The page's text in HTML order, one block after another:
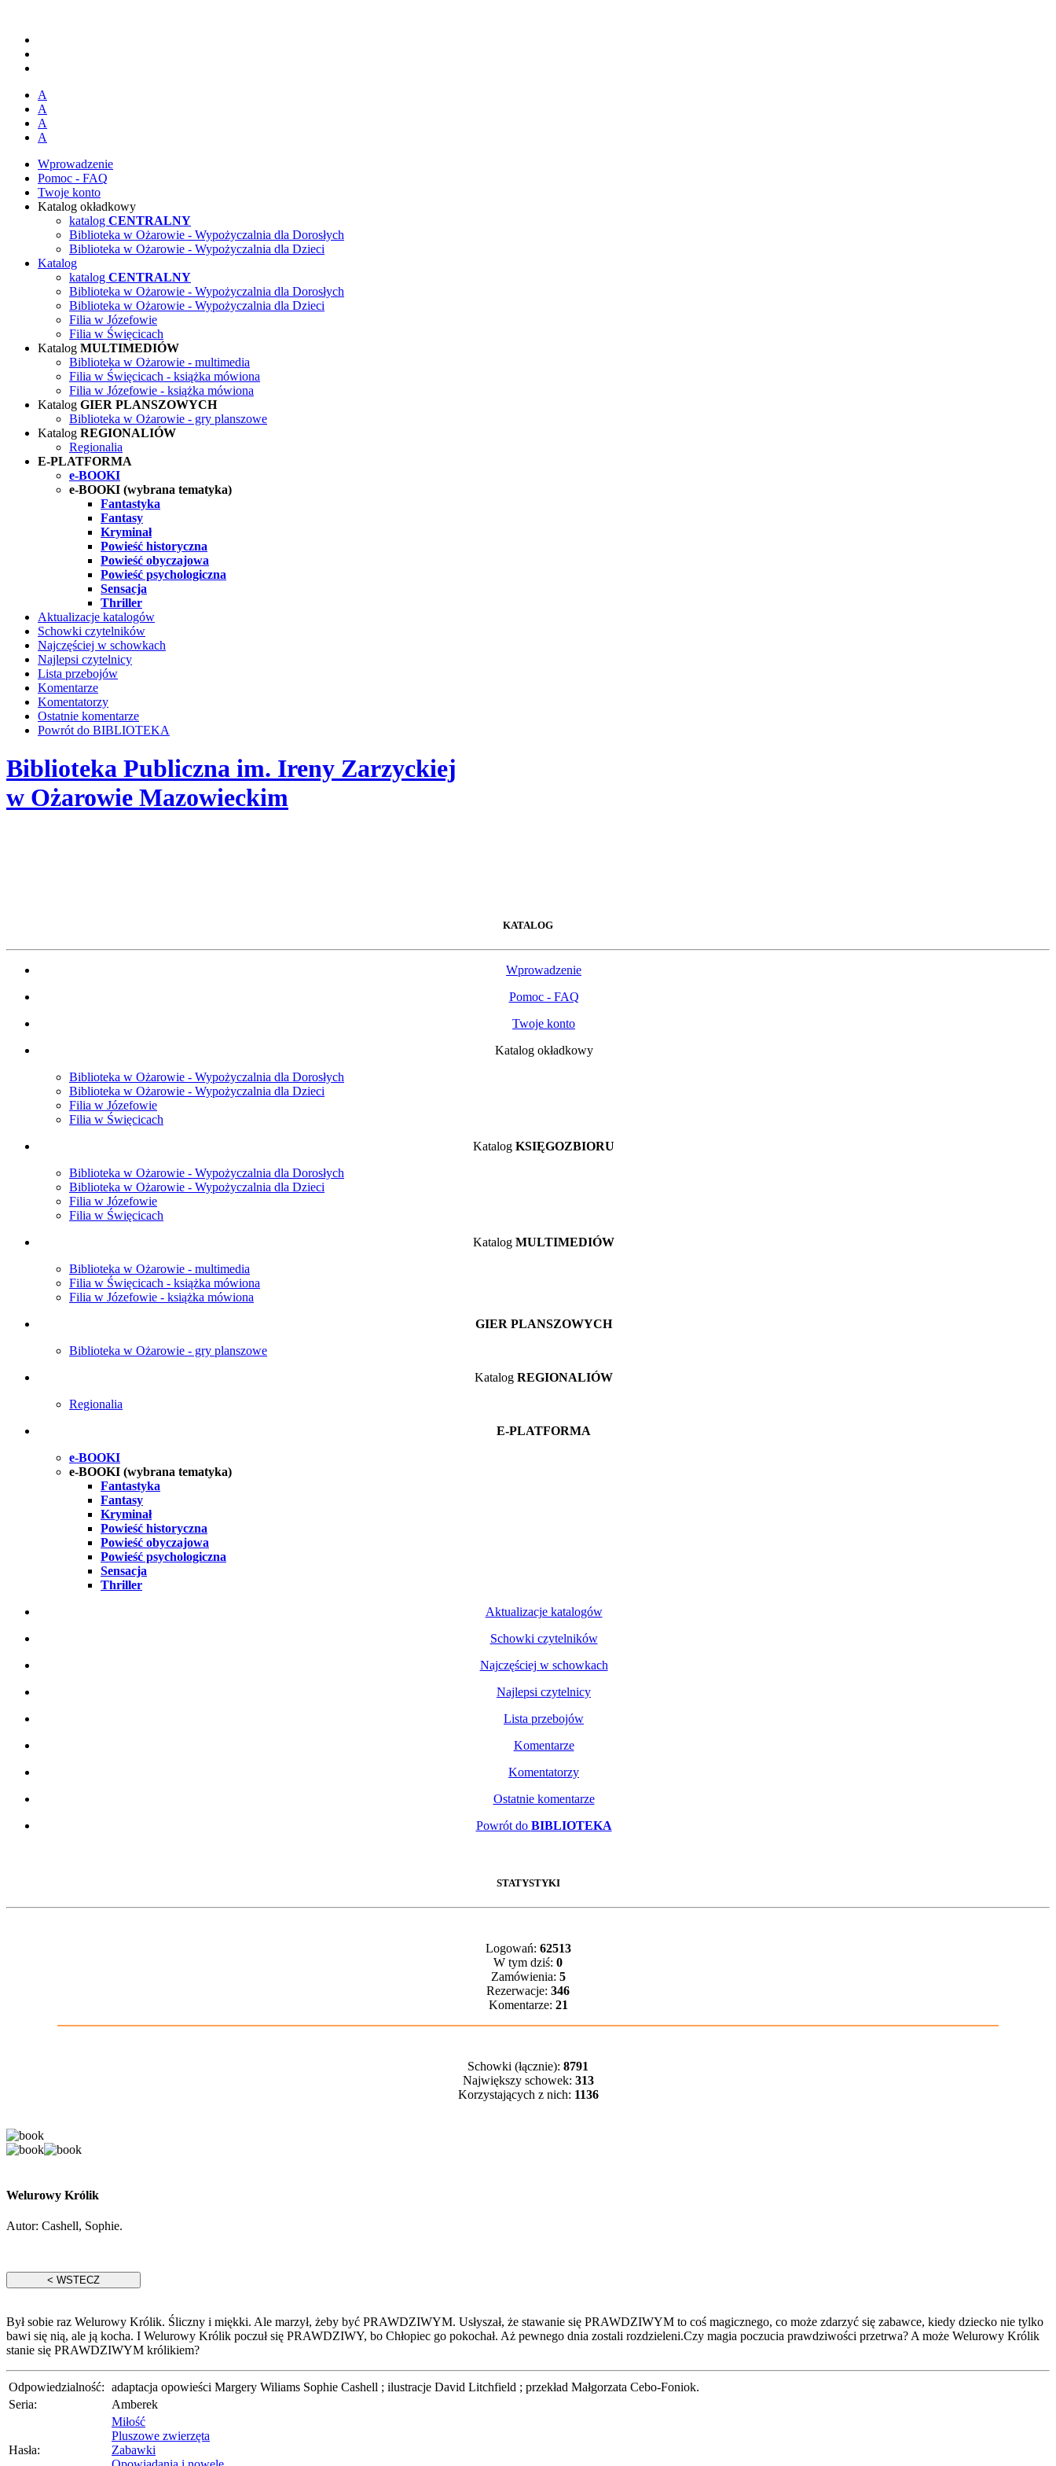
A
A
A
A
Wprowadzenie
Pomoc - FAQ
Twoje konto
Katalog okładkowy
katalog CENTRALNY
Biblioteka w Ożarowie - Wypożyczalnia dla Dorosłych
Biblioteka w Ożarowie - Wypożyczalnia dla Dzieci
Katalog
katalog CENTRALNY
Biblioteka w Ożarowie - Wypożyczalnia dla Dorosłych
Biblioteka w Ożarowie - Wypożyczalnia dla Dzieci
Filia w Józefowie
Filia w Święcicach
Katalog MULTIMEDIÓW
Biblioteka w Ożarowie - multimedia
Filia w Święcicach - książka mówiona
Filia w Józefowie - książka mówiona
Katalog GIER PLANSZOWYCH
Biblioteka w Ożarowie - gry planszowe
Katalog REGIONALIÓW
Regionalia
E-PLATFORMA
e-BOOKI
e-BOOKI (wybrana tematyka)
Fantastyka
Fantasy
Kryminał
Powieść historyczna
Powieść obyczajowa
Powieść psychologiczna
Sensacja
Thriller
Aktualizacje katalogów
Schowki czytelników
Najczęściej w schowkach
Najlepsi czytelnicy
Lista przebojów
Komentarze
Komentatorzy
Ostatnie komentarze
Powrót do BIBLIOTEKA
Biblioteka Publiczna im. Ireny Zarzyckiej
w Ożarowie Mazowieckim
KATALOG
Wprowadzenie
Pomoc - FAQ
Twoje konto
Katalog okładkowy
Biblioteka w Ożarowie - Wypożyczalnia dla Dorosłych
Biblioteka w Ożarowie - Wypożyczalnia dla Dzieci
Filia w Józefowie
Filia w Święcicach
Katalog KSIĘGOZBIORU
Biblioteka w Ożarowie - Wypożyczalnia dla Dorosłych
Biblioteka w Ożarowie - Wypożyczalnia dla Dzieci
Filia w Józefowie
Filia w Święcicach
Katalog MULTIMEDIÓW
Biblioteka w Ożarowie - multimedia
Filia w Święcicach - książka mówiona
Filia w Józefowie - książka mówiona
GIER PLANSZOWYCH
Biblioteka w Ożarowie - gry planszowe
Katalog REGIONALIÓW
Regionalia
E-PLATFORMA
e-BOOKI
e-BOOKI (wybrana tematyka)
Fantastyka
Fantasy
Kryminał
Powieść historyczna
Powieść obyczajowa
Powieść psychologiczna
Sensacja
Thriller
Aktualizacje katalogów
Schowki czytelników
Najczęściej w schowkach
Najlepsi czytelnicy
Lista przebojów
Komentarze
Komentatorzy
Ostatnie komentarze
Powrót do BIBLIOTEKA
STATYSTYKI
Logowań: 62513
W tym dziś: 0
Zamówienia: 5
Rezerwacje: 346
Komentarze: 21
Schowki (łącznie): 8791
Największy schowek: 313
Korzystających z nich: 1136
Welurowy Królik
Autor: Cashell, Sophie.
Był sobie raz Welurowy Królik. Śliczny i miękki. Ale marzył, żeby być PRAWDZIWYM. Usłyszał, że stawanie się PRAWDZIWYM to coś magicznego, co może zdarzyć się zabawce, kiedy dziecko nie tylko
bawi się nią, ale ją kocha. I Welurowy Królik poczuł się PRAWDZIWY, bo Chłopiec go pokochał. Aż pewnego dnia zostali rozdzieleni.Czy magia poczucia prawdziwości przetrwa? A może Welurowy Królik
stanie się PRAWDZIWYM królikiem?
Odpowiedzialność: adaptacja opowieści Margery Wiliams Sophie Cashell ; ilustracje David Litchfield ; przekład Małgorzata Cebo-Foniok.
Seria:
Amberek
Hasła:
Miłość
Pluszowe zwierzęta
Zabawki